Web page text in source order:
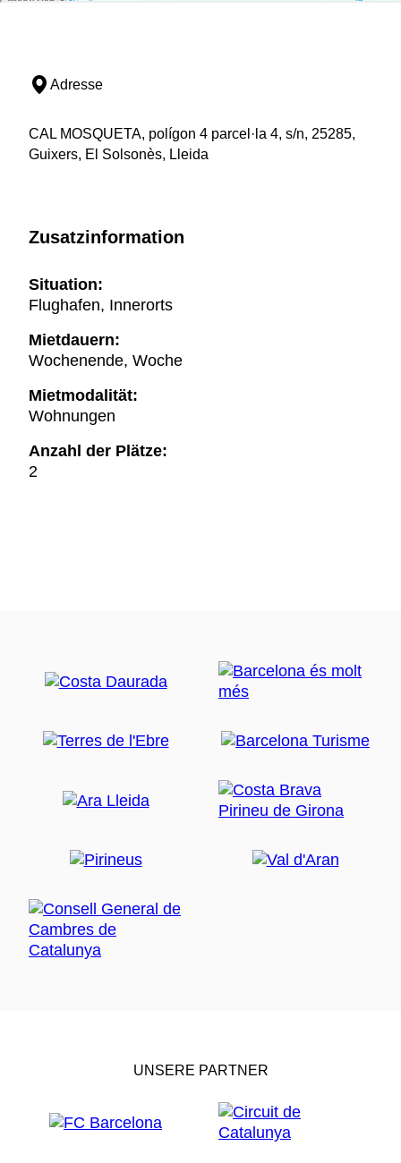
Adresse
CAL MOSQUETA, polígon 4 parcel·la 4, s/n, 25285,
Guixers, El Solsonès, Lleida
Zusatzinformation
Situation:
Flughafen, Innerorts
Mietdauern:
Wochenende, Woche
Mietmodalität:
Wohnungen
Anzahl der Plätze:
2
UNSERE PARTNER